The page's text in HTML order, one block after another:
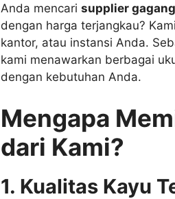
Anda mencari supplier
dengan harga terjangkau?
kantor, atau instansi Anda.
kami menawarkan berbagai
dengan kebutuhan Anda.
Mengapa
dari Kami?
1. Kualitas Kayu